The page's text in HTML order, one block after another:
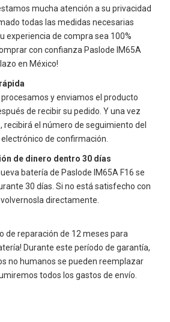
mucha atención a su privacidad
todas las medidas necesarias
experiencia de compra sea 100%
con confianza Paslode IM65A
en México!
y enviamos el producto
de recibir su pedido. Y una vez
recibirá el número de seguimiento del
de confirmación.
de dinero dentro 30 días
batería de Paslode IM65A F16 se
30 días. Si no está satisfecho con
directamente.
de reparación de 12 meses para
Durante este período de garantía,
no humanos se pueden reemplazar
todos los gastos de envío.